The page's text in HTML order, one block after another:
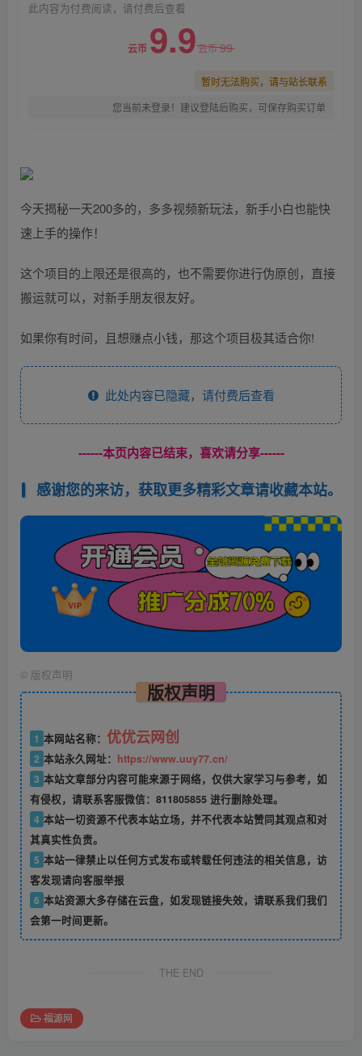
此内容为付费阅读，请付费后查看
云币 9.9云币99
暂时无法购买，请与站长联系
您当前未登录！建议登陆后购买，可保存购买订单
今天揭秘一天200多的，多多视频新玩法，新手小白也能快
速上手的操作！
这个项目的上限还是很高的，也不需要你进行伪原创，直接
搬运就可以，对新手朋友很友好。
如果你有时间，且想赚点小钱，那这个项目极其适合你!
此处内容已隐藏，请付费后查看
------本页内容已结束，喜欢请分享------
感谢您的来访，获取更多精彩文章请收藏本站。
© 版权声明
版权声明
1 本网站名称： 优优云网创
2 本站永久网址： https://www.uuy77.cn/
3 本站文章部分内容可能来源于网络，仅供大家学习与参考，如
有侵权，请联系客服微信：811805855 进行删除处理。
4 本站一切资源不代表本站立场，并不代表本站赞同其观点和对
其真实性负责。
5 本站一律禁止以任何方式发布或转载任何违法的相关信息，访
客发现请向客服举报
6 本站资源大多存储在云盘，如发现链接失效，请联系我们我们
会第一时间更新。
THE END
福源网